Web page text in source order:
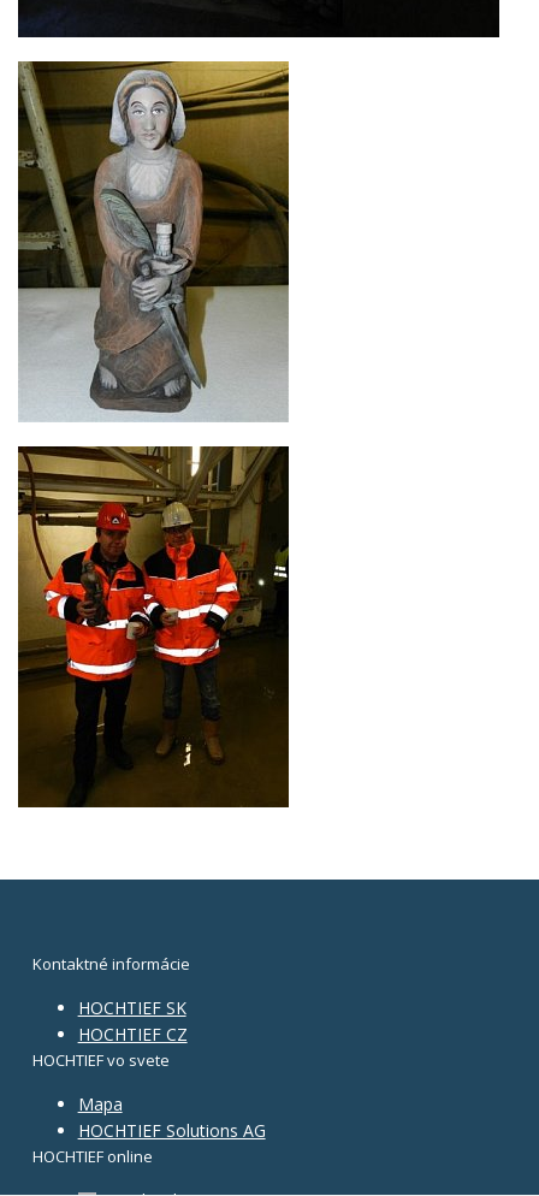
Kontaktné informácie
HOCHTIEF SK
HOCHTIEF CZ
HOCHTIEF vo svete
Mapa
HOCHTIEF Solutions AG
HOCHTIEF online